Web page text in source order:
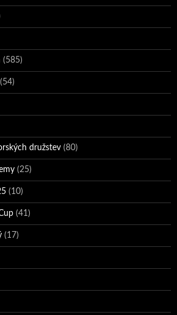
(585)
(54)
družstev (80)
(25)
(10)
(41)
(17)